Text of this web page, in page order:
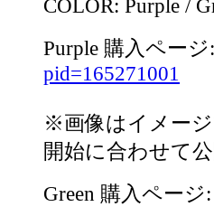
COLOR: Purple /
Purple 購入ページ:
pid=165271001
※画像はイメー
開始に合わせて
Green 購入ページ: